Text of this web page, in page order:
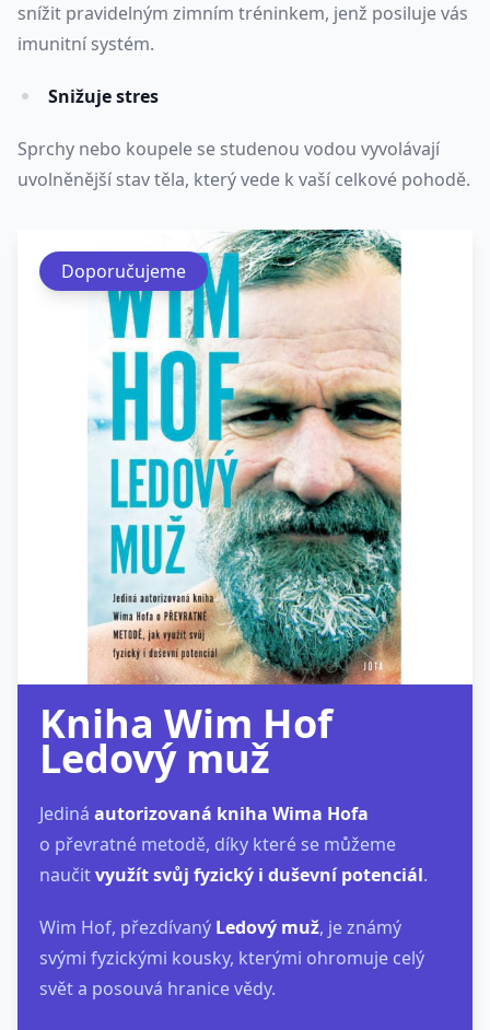
snížit pravidelným zimním tréninkem, jenž posiluje vás
imunitní systém.
Snižuje stres
Sprchy nebo koupele se studenou vodou vyvolávají
uvolněnější stav těla, který vede k vaší celkové pohodě.
Kniha Wim Hof
Ledový muž
Jediná autorizovaná kniha Wima Hofa
o převratné metodě, díky které se můžeme
naučitvyužít svůj fyzický i duševní potenciál.
Wim Hof, přezdívaný Ledový muž, je známý
svými fyzickými kousky, kterými ohromuje celý
svět a posouvá hranice vědy.